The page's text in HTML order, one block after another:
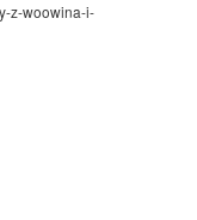
z-woowina-i-